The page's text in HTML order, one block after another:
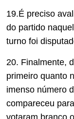
19.É preciso
do partido naquel
turno foi
20. Finalmente,
primeiro quanto
imenso número
compareceu
votaram branco